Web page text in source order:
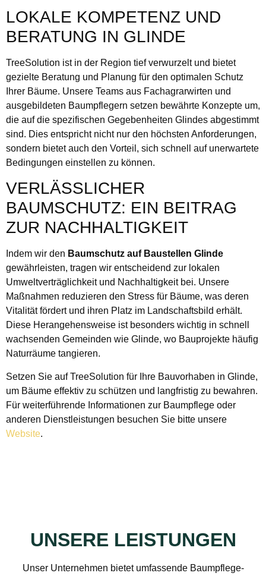
LOKALE KOMPETENZ UND
BERATUNG IN GLINDE
TreeSolution ist in der Region tief verwurzelt und bietet
gezielte Beratung und Planung für den optimalen Schutz
Ihrer Bäume. Unsere Teams aus Fachagrarwirten und
ausgebildeten Baumpflegern setzen bewährte Konzepte um,
die auf die spezifischen Gegebenheiten Glindes abgestimmt
sind. Dies entspricht nicht nur den höchsten Anforderungen,
sondern bietet auch den Vorteil, sich schnell auf unerwartete
Bedingungen einstellen zu können.
VERLÄSSLICHER
BAUMSCHUTZ: EIN BEITRAG
ZUR NACHHALTIGKEIT
Indem wir den Baumschutz auf Baustellen Glinde
gewährleisten, tragen wir entscheidend zur lokalen
Umweltverträglichkeit und Nachhaltigkeit bei. Unsere
Maßnahmen reduzieren den Stress für Bäume, was deren
Vitalität fördert und ihren Platz im Landschaftsbild erhält.
Diese Herangehensweise ist besonders wichtig in schnell
wachsenden Gemeinden wie Glinde, wo Bauprojekte häufig
Naturräume tangieren.
Setzen Sie auf TreeSolution für Ihre Bauvorhaben in Glinde,
um Bäume effektiv zu schützen und langfristig zu bewahren.
Für weiterführende Informationen zur Baumpflege oder
anderen Dienstleistungen besuchen Sie bitte unsere
Website.
UNSERE LEISTUNGEN
Unser Unternehmen bietet umfassende Baumpflege-